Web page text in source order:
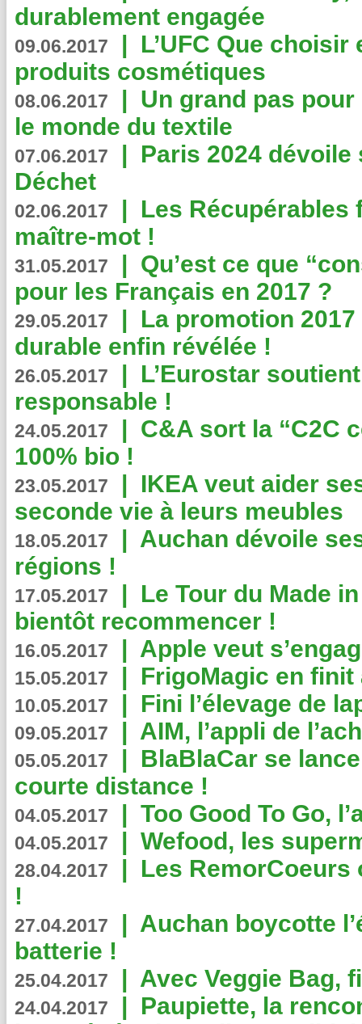
durablement engagée
09.06.2017 | L’UFC Que
produits cosmétiques
08.06.2017 | Un grand pas
le monde du textile
07.06.2017 | Paris 2024
Déchet
02.06.2017 | Les Récupérables
maître-mot !
31.05.2017 | Qu’est ce que
pour les Français en 2017 ?
29.05.2017 | La promotion
durable enfin révélée !
26.05.2017 | L’Eurostar
responsable !
24.05.2017 | C&A sort la “C2C
100% bio !
23.05.2017 | IKEA veut aider
seconde vie à leurs meubles
18.05.2017 | Auchan dévoile
régions !
17.05.2017 | Le Tour du Made
bientôt recommencer !
16.05.2017 | Apple veut
15.05.2017 | FrigoMagic en
10.05.2017 | Fini l’élevage de
09.05.2017 | AIM, l’appli de
05.05.2017 | BlaBlaCar se
courte distance !
04.05.2017 | Too Good To Go,
04.05.2017 | Wefood, les
28.04.2017 | Les RemorCoeurs
!
27.04.2017 | Auchan boycotte
batterie !
25.04.2017 | Avec Veggie Bag,
24.04.2017 | Paupiette, la